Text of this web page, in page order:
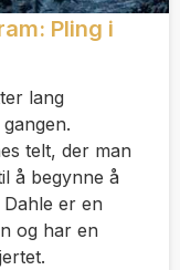
Pling i
lang
telt, der man
å begynne å
er en
og har en